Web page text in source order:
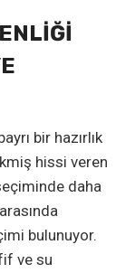
bir hazırlık
hissi veren
daha
bulunuyor.
ve su